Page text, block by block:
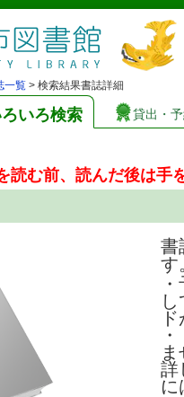
一覧 > 検索結果書誌詳細
いろ検索 貸出・
読む前、読んだ後は手
書
す
詳
に